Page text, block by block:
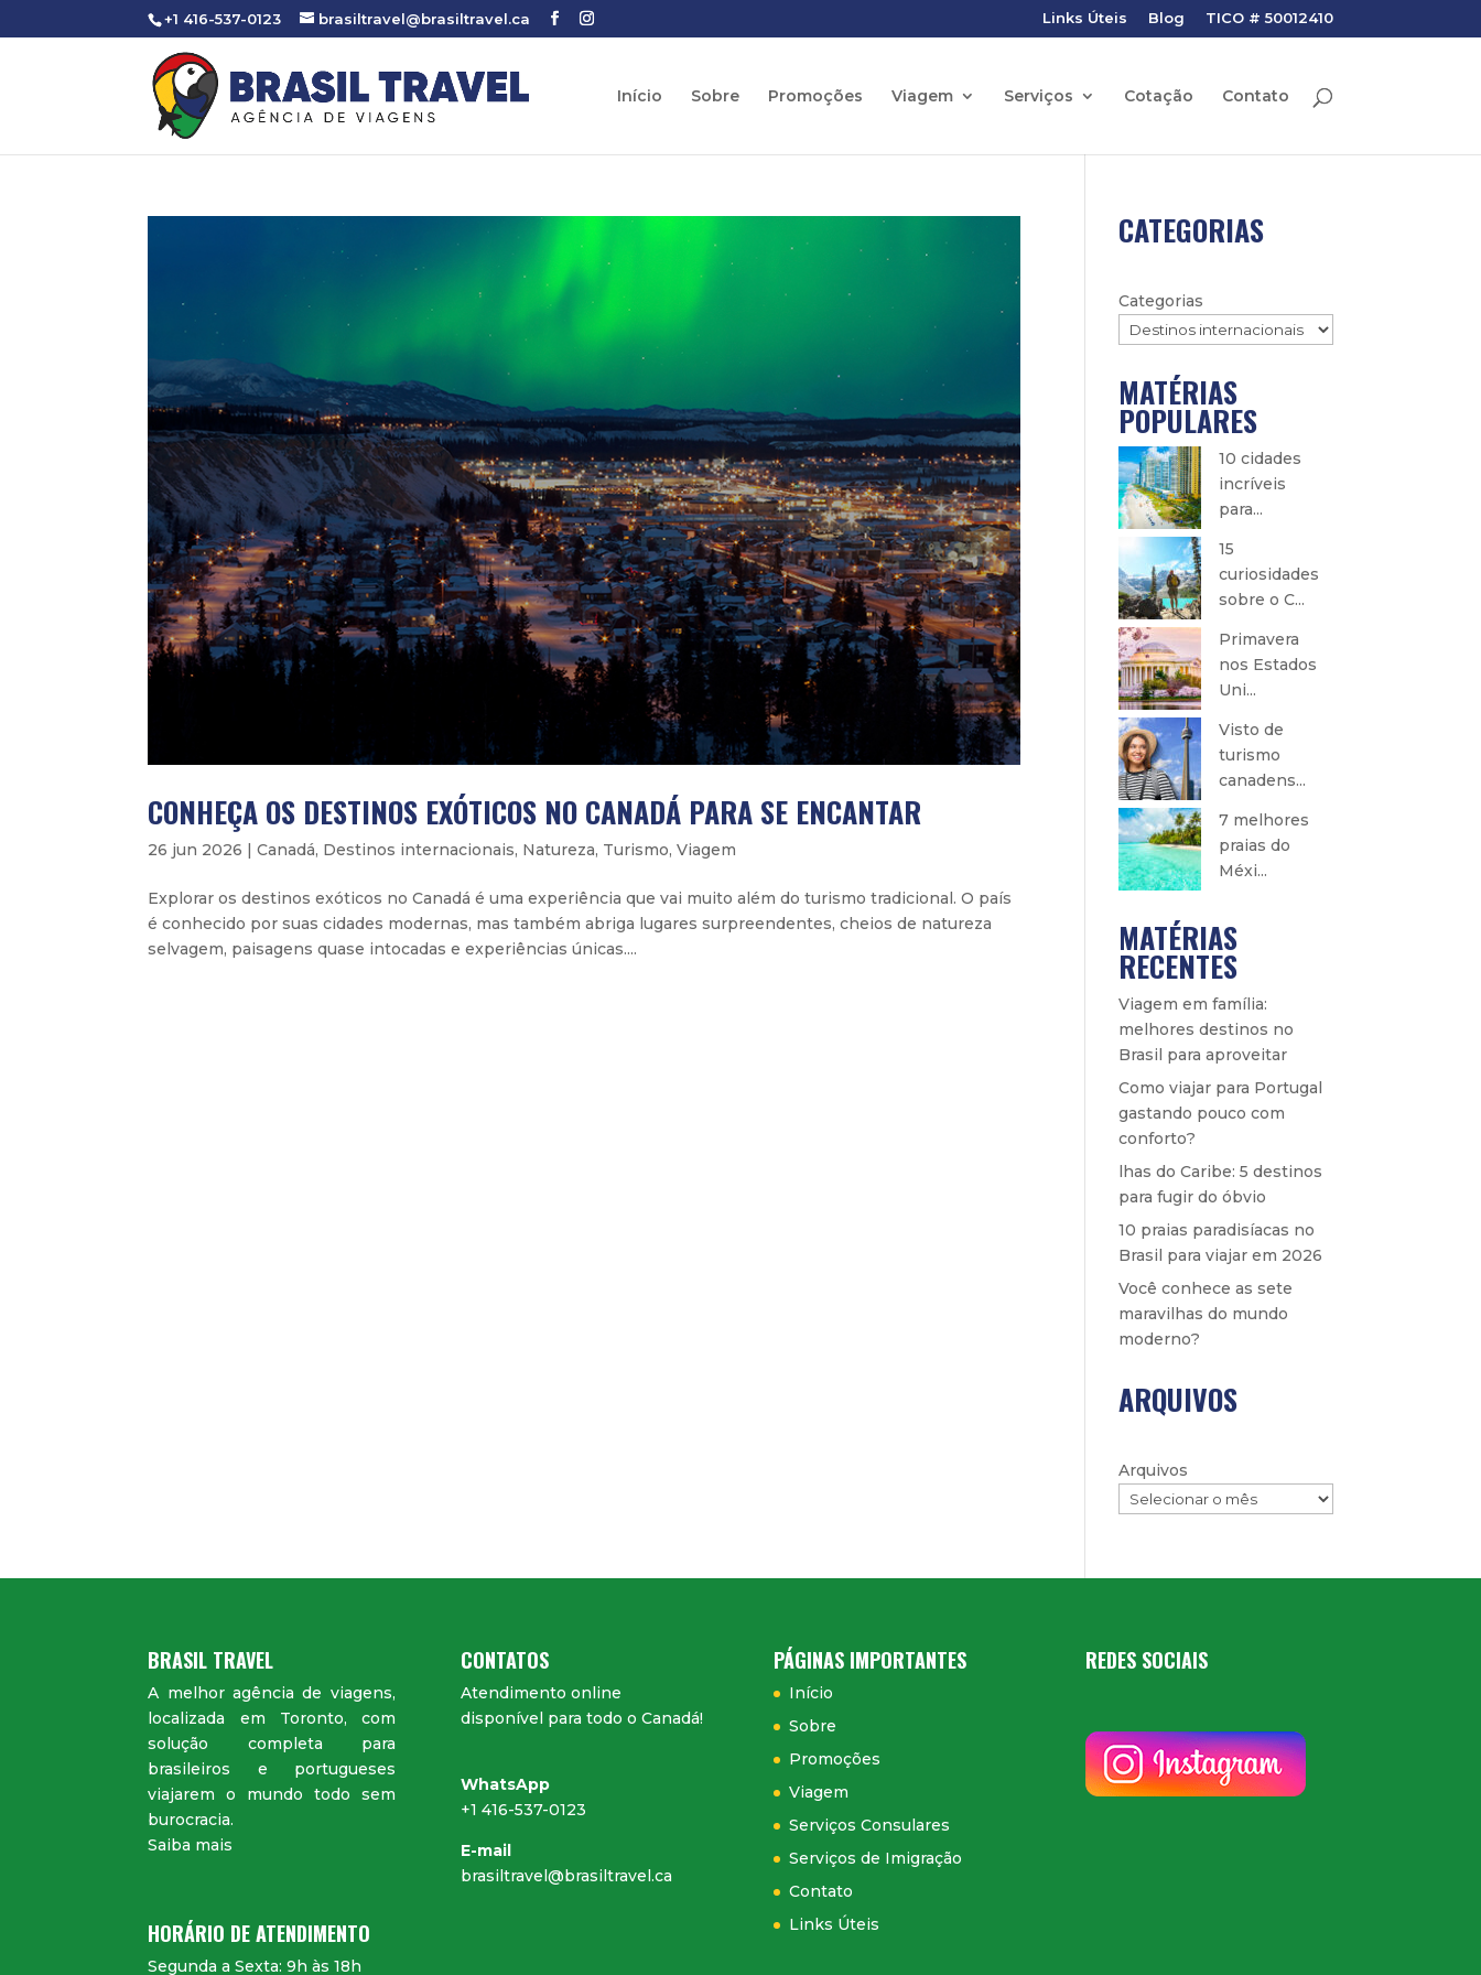
+1 416-537-0123 brasiltravel@brasiltravel.ca Links Úteis Blog TICO # 50012410
Início Sobre Promoções Viagem Serviços Cotação Contato
CONHEÇA OS DESTINOS EXÓTICOS NO CANADÁ PARA SE ENCANTAR
26 jun 2026 |Canadá, Destinos internacionais, Natureza, Turismo,Viagem
Explorar os destinos exóticos no Canadá é uma experiência que vai muito além do turismo tradicional. O país
é conhecido por suas cidades modernas, mas também abriga lugares surpreendentes, cheios de natureza
selvagem, paisagens quase intocadas e experiências únicas....
CATEGORIAS
Categorias
MATÉRIAS
POPULARES
10 cidades
incríveis
para...
15
curiosidades
sobre o C...
Primavera
nos Estados
Uni...
Visto de
turismo
canadens...
7 melhores
praias do
Méxi...
MATÉRIAS
RECENTES
Viagem em família:
melhores destinos no
Brasil para aproveitar
Como viajar para Portugal
gastando pouco com
conforto?
lhas do Caribe: 5 destinos
para fugir do óbvio
10 praias paradisíacas no
Brasil para viajar em 2026
Você conhece as sete
maravilhas do mundo
moderno?
ARQUIVOS
Arquivos
BRASIL TRAVEL
A melhor agência de viagens,
localizada em Toronto, com
solução completa para
brasileiros e portugueses
viajarem o mundo todo sem
burocracia.
Saiba mais
HORÁRIO DE ATENDIMENTO
Segunda a Sexta: 9h às 18h
CONTATOS
Atendimento online
disponível para todo o Canadá!
WhatsApp
+1 416-537-0123
E-mail
brasiltravel@brasiltravel.ca
PÁGINAS IMPORTANTES
Início
Sobre
Promoções
Viagem
Serviços Consulares
Serviços de Imigração
Contato
Links Úteis
REDES SOCIAIS